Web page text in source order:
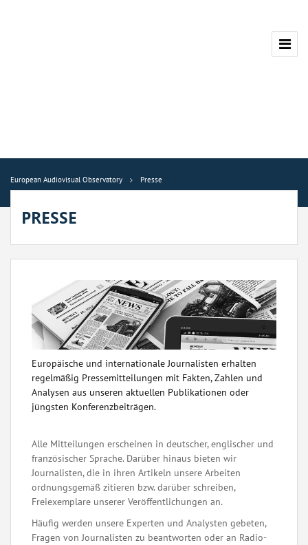
European Audiovisual Observatory Presse
PRESSE
Europäische und internationale Journalisten erhalten
regelmäßig Pressemitteilungen mit Fakten, Zahlen und
Analysen aus unseren aktuellen Publikationen oder
jüngsten Konferenzbeiträgen.
Alle Mitteilungen erscheinen in deutscher, englischer und
französischer Sprache. Darüber hinaus bieten wir
Journalisten, die in ihren Artikeln unsere Arbeiten
ordnungsgemäß zitieren bzw. darüber schreiben,
Freiexemplare unserer Veröffentlichungen an.
Häufig werden unsere Experten und Analysten gebeten,
Fragen von Journalisten zu beantworten oder an Radio-